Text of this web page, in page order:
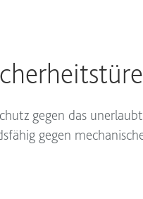
gegen das
gegen